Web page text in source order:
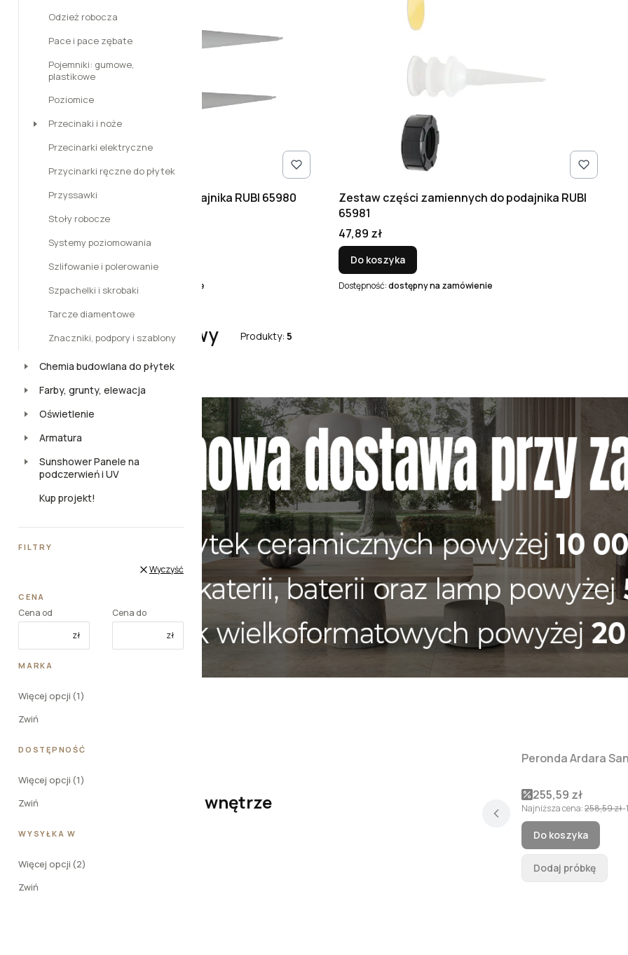
Odzież robocza
Pace i pace zębate
Pojemniki: gumowe,
plastikowe
Poziomice
Przecinaki i noże
Przecinarki elektryczne
Przycinarki ręczne do płytek
Przyssawki
Stoły robocze
Systemy poziomowania
Szlifowanie i polerowanie
Szpachelki i skrobaki
Tarcze diamentowe
Znaczniki, podpory i szablony
Chemia budowlana do płytek
Farby, grunty, elewacja
Oświetlenie
Armatura
Sunshower Panele na
podczerwień i UV
Kup projekt!
FILTRY
Wyczyść
CENA
Cena od
zł
Cena do
zł
MARKA
Więcej opcji (1)
Zwiń
DOSTĘPNOŚĆ
Więcej opcji (1)
Zwiń
WYSYŁKA W
Więcej opcji (2)
Zwiń
Zapasowe końcówki do podajnika RUBI 65980
Cena
47,07 zł
Dostępność: dostępny na zamówienie
Zestaw części zamiennych do podajnika RUBI
65981
Cena
47,89 zł
Do koszyka
Dostępność:dostępny na zamówienie
Aplikatory zaprawy Produkty: 5
Nowy sezon, nowe wnętrze
Okazja
Peronda Ardara
Cena promocyjna
255,59 zł
Najniższa cena:258,59 zł-
Do koszyka
Dodaj próbkę